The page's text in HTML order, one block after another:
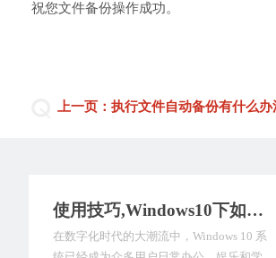
祝您文件备份操作成功。
上一页：执行文件自动备份有什么
使用技巧,Windows10下如何自动备份文件？推荐九种数据备份方式，值得深入了解！
在数字化时代的大潮流中，Windows 10 系